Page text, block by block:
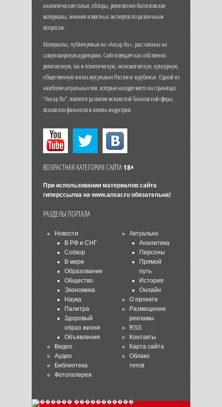
аналитические статьи, обзоры, религиозно-богословские
материалы, мнения известных экспертов по различным
вопросам.
Материалы, публикуемые на «Ансар.Ru», рассчитаны на
самую широкую аудиторию. Сайт освещает как собственно
религиозную, так и политическую, экономическую, культурную,
общественную жизнь мусульман России и зарубежья. Одной из
наиболее актуальных тем, которые находят место на страницах
"Ансар.Ru", является развитие исламской банковской сферы,
исламских финансов и халяль-индустрии.
ВОЗРАСТНАЯ КАТЕГОРИЯ САЙТА18+
При использовании материалов сайта
гиперссылка на www.ansar.ruобязательна!
РАЗДЕЛЫ ПОРТАЛА
Новости
В РФ и СНГ
Собкор
В мире
Образование
Общество
Экономика
Наука
Палитра
Здоровый
образ жизни
Объявления
Видео
Аудио
Библиотека
Фотогалерея
Актуально
Аналитика
Персоны
Прямой
путь
История
Онлайн
О проекте
Размещение
рекламы
RSS
Контакты
Карта сайта
Облако
тегов